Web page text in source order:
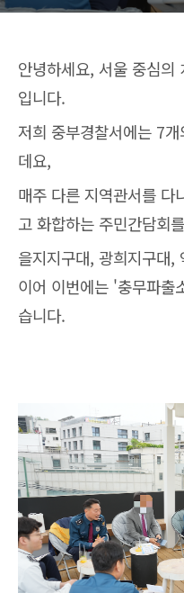
안녕하세요, 서울 중심의
입니다.
저희 중부경찰서에는 7
데요,
매주 다른 지역관서를 다
고 화합하는 주민간담회
을지지구대, 광희지구대,
이어 이번에는 '충무파출
습니다.